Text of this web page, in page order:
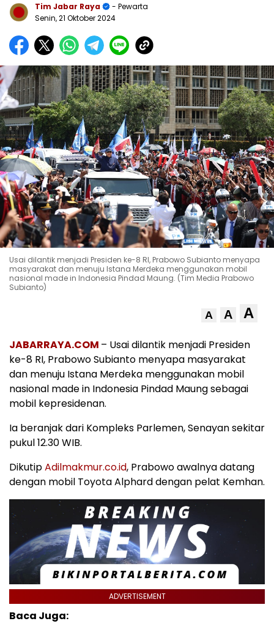
Tim Jabar Raya
- Pewarta
Senin, 21 Oktober 2024
Usai dilantik menjadi Presiden ke-8 RI, Prabowo Subianto menyapa
masyarakat dan menuju Istana Merdeka menggunakan mobil
nasional made in Indonesia Pindad Maung. (Tim Media Prabowo
Subianto)
A A A
JABARRAYA.COM – Usai dilantik menjadi Presiden
ke-8 RI, Prabowo Subianto menyapa masyarakat
dan menuju Istana Merdeka menggunakan mobil
nasional made in Indonesia Pindad Maung sebagai
mobil kepresidenan.
Ia beranjak dari Kompleks Parlemen, Senayan sekitar
pukul 12.30 WIB.
DikutipAdilmakmur.co.id, Prabowo awalnya datang
dengan mobil Toyota Alphard dengan pelat Kemhan.
ADVERTISEMENT
Baca Juga: